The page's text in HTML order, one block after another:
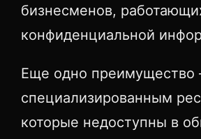
бизнесменов,
конфиденциальной
Еще одно преимущество
специализированным
которые недоступны в